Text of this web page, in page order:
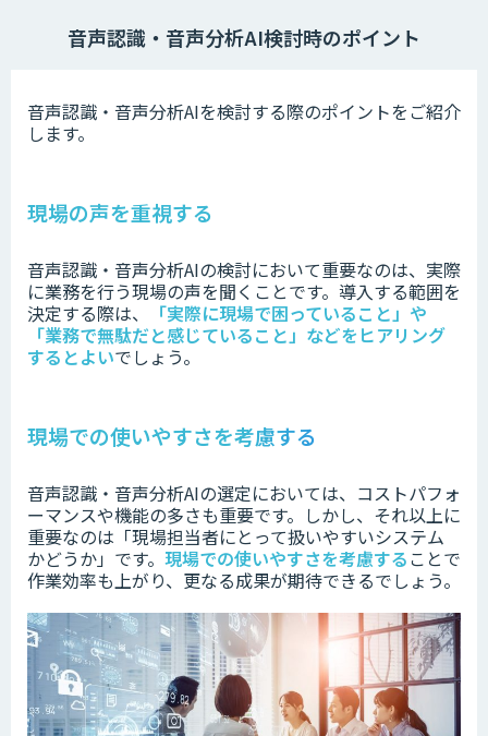
音声認識・音声分析AI検討時のポイント
音声認識・音声分析AIを検討する際のポイントをご紹介
します。
現場の声を重視する
音声認識・音声分析AIの検討において重要なのは、実際
に業務を行う現場の声を聞くことです。 導入する範囲を
決定する際は、
「実際に現場で困っていること」や
「業務で無駄だと感じていること」などをヒアリング
するとよいでしょう。
現場での使いやすさを考慮する
音声認識・音声分析AIの選定においては、コストパフォ
ーマンスや機能の多さも重要です。 しかし、それ以上に
重要なのは「現場担当者にとって扱いやすいシステム
かどうか」です。 現場での使いやすさを考慮する ことで
作業効率も上がり、更なる成果が期待できるでしょう。